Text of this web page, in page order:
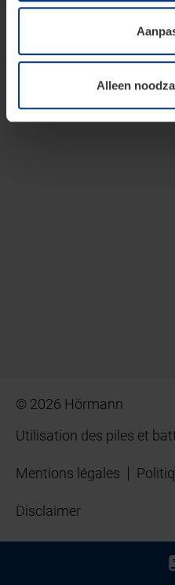
van deze pagina's absoluut
soorten cookies is uw
toestemming kunt u op elk
wijzigen of herroepen.
Alleen
© 2026 Hörmann
Utilisation des piles et
Mentions légales
Disclaimer